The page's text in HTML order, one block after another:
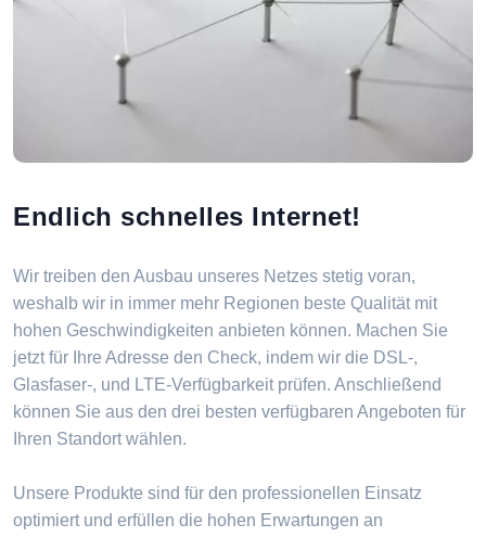
Endlich schnelles Internet!
Wir treiben den Ausbau unseres Netzes stetig voran,
weshalb wir in immer mehr Regionen beste Qualität mit
hohen Geschwindigkeiten anbieten können. Machen Sie
jetzt für Ihre Adresse den Check, indem wir die DSL-,
Glasfaser-, und LTE-Verfügbarkeit prüfen. Anschließend
können Sie aus den drei besten verfügbaren Angeboten für
Ihren Standort wählen.
Unsere Produkte sind für den professionellen Einsatz
optimiert und erfüllen die hohen Erwartungen an